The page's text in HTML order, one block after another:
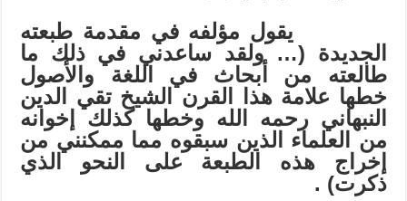
يقول مؤلفه في مقدمة طبعته
الجديدة (… ولقد ساعدني في ذلك ما
طالعته من أبحاث في اللغة والأصول
خطها علامة هذا القرن الشيخ تقي الدين
النبهاني رحمه الله وخطها كذلك إخوانه
من العلماء الذين سبقوه مما ممكنني من
إخراج هذه الطبعة على النحو الذي
ذكرت) .